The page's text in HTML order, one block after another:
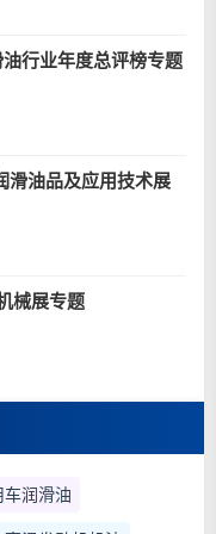
行业年度总评榜专题
滑油品及应用技术展
械展专题
车润滑油